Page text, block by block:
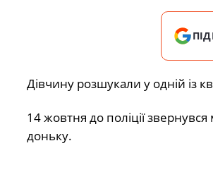
Дівчину розшукали у одній із
14 жовтня до поліції
доньку.